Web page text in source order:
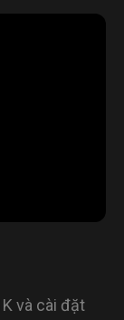
và cài đặt